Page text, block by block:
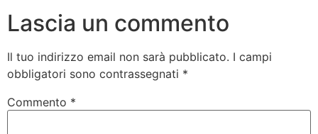
Lascia un commento
Il tuo indirizzo email non sarà pubblicato. I campi
obbligatori sono contrassegnati *
Commento *